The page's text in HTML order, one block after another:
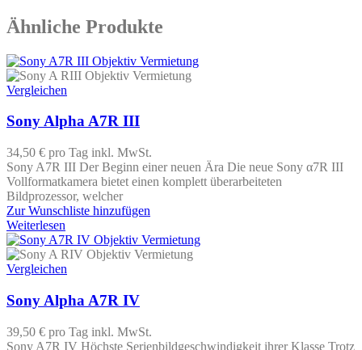
Ähnliche Produkte
Vergleichen
Sony Alpha A7R III
34,50 € pro Tag inkl. MwSt.
Sony A7R III Der Beginn einer neuen Ära Die neue Sony α7R III
Vollformatkamera bietet einen komplett überarbeiteten
Bildprozessor, welcher
Zur Wunschliste hinzufügen
Weiterlesen
Vergleichen
Sony Alpha A7R IV
39,50 € pro Tag inkl. MwSt.
Sony A7R IV Höchste Serienbildgeschwindigkeit ihrer Klasse Trotz